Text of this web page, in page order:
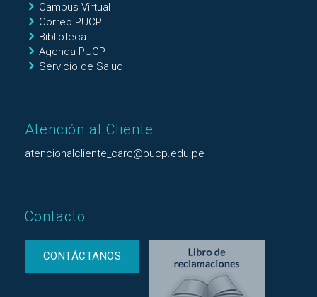
Campus Virtual
Correo PUCP
Biblioteca
Agenda PUCP
Servicio de Salud
Atención al Cliente
atencionalcliente_carc@pucp.edu.pe
Contacto
CONTÁCTANOS